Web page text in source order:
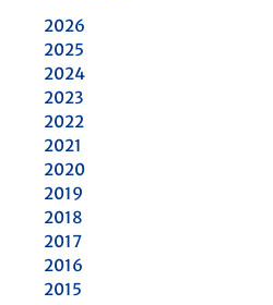
2026
2025
2024
2023
2022
2021
2020
2019
2018
2017
2016
2015